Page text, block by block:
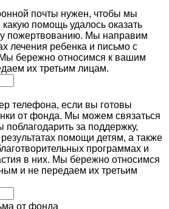
почты нужен, чтобы мы
какую помощь удалось оказать
пожертвованию. Мы направим
лечения ребенка и письмо с
бережно относимся к вашим
их третьим лицам.
телефона, если вы готовы
от фонда. Мы можем связаться
поблагодарить за поддержку,
результатах помощи детям, а также
программах и
в них. Мы бережно относимся
и не передаем их третьим
от фонда